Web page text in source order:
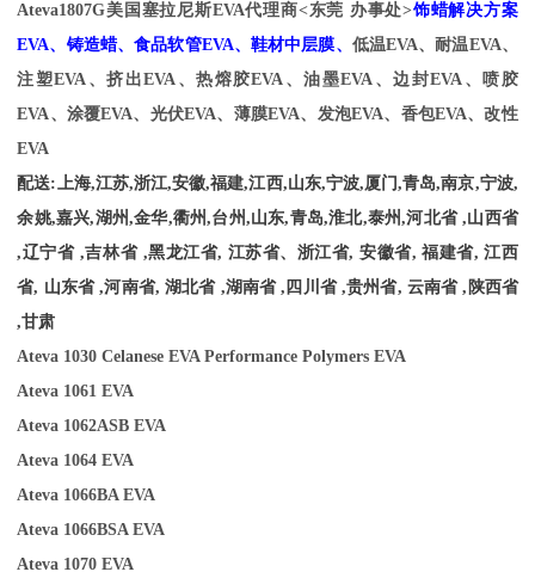
Ateva1807G美国塞拉尼斯EVA代理商<东莞 办事处>饰蜡解决方案
EVA、铸造蜡、食品软管EVA、鞋材中层膜、 低温EVA、耐温EVA、
注塑EVA、挤出EVA、热熔胶EVA、油墨EVA、边封EVA、喷胶
EVA、涂覆EVA、光伏EVA、薄膜EVA、发泡EVA、香包EVA、改性
EVA
配送: 上海,江苏,浙江,安徽,福建,江西,山东,宁波,厦门,青岛,南京,宁波,
余姚,嘉兴,湖州,金华,衢州,台州,山东,青岛,淮北,泰州,河北省 ,山西省
,辽宁省 ,吉林省 ,黑龙江省, 江苏省、浙江省, 安徽省, 福建省, 江西
省, 山东省 ,河南省, 湖北省 ,湖南省 , 四川省 ,贵州省, 云南省 , 陕西省
,甘肃
Ateva 1030 Celanese EVA Performance Polymers EVA
Ateva 1061 EVA
Ateva 1062ASB EVA
Ateva 1064 EVA
Ateva 1066BA EVA
Ateva 1066BSA EVA
Ateva 1070 EVA